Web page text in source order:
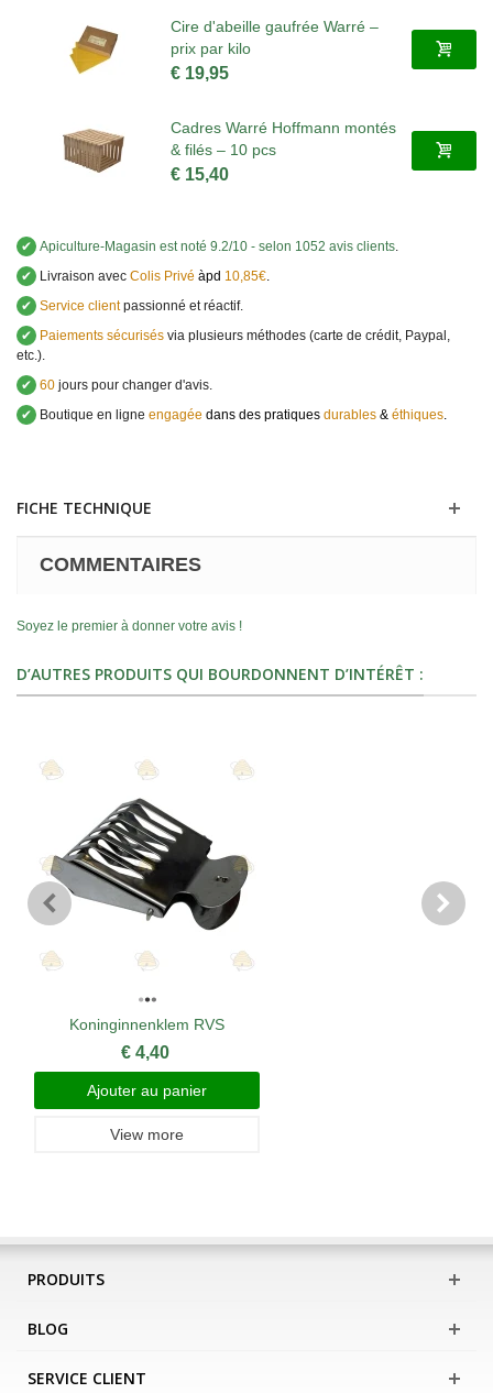
Cire d'abeille gaufrée Warré –
prix par kilo
€ 19,95
Cadres Warré Hoffmann montés
& filés – 10 pcs
€ 15,40
✔ Apiculture-Magasin est noté 9.2/10 - selon 1052 avis clients.
✔
Livraison avec Colis Privé àpd 10,85€.
✔ Service clientpassionné et réactif.
✔
Paiements sécurisés via plusieurs méthodes (carte de crédit, Paypal,
etc.).
✔ 60 jours pour changer d'avis.
✔
Boutique en ligne engagée dans des pratiques durables & éthiques.
FICHE TECHNIQUE
COMMENTAIRES
Soyez le premier à donner votre avis !
D’AUTRES PRODUITS QUI BOURDONNENT D’INTÉRÊT :
Koninginnenklem RVS
€ 4,40
Ajouter au panier
View more
PRODUITS
BLOG
SERVICE CLIENT